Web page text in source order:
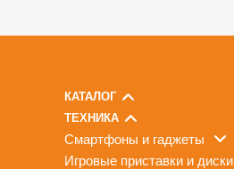
КАТАЛОГ
ТЕХНИКА
смартфоны и гаджеты
игровые приставки и диски